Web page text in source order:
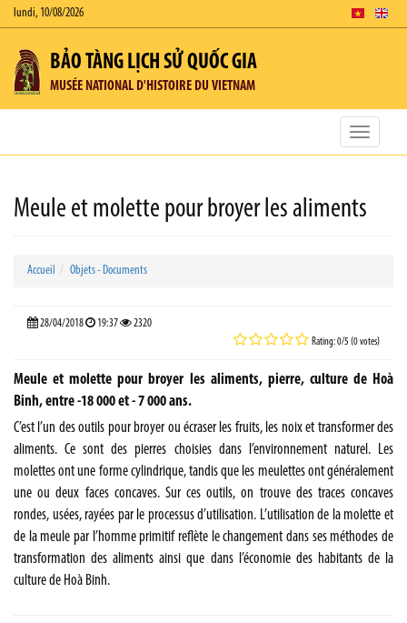
lundi, 10/08/2026
BẢO TÀNG LỊCH SỬ QUỐC GIA
MUSÉE NATIONAL D'HISTOIRE DU VIETNAM
Toggle
Meule et molette pour broyer les aliments
Accueil Objets - Documents
28/04/2018 19:37 2320
Rating: 0/5 (0 votes)
Meule et molette pour broyer les aliments, pierre, culture de Hoà
Binh, entre -18 000 et - 7 000 ans.
C’est l’un des outils pour broyer ou écraser les fruits, les noix et transformer des
aliments. Ce sont des pierres choisies dans l’environnement naturel. Les
molettes ont une forme cylindrique, tandis que les meulettes ont généralement
une ou deux faces concaves. Sur ces outils, on trouve des traces concaves
rondes, usées, rayées par le processus d’utilisation. L’utilisation de la molette et
de la meule par l’homme primitif reflète le changement dans ses méthodes de
transformation des aliments ainsi que dans l’économie des habitants de la
culture de Hoà Binh.